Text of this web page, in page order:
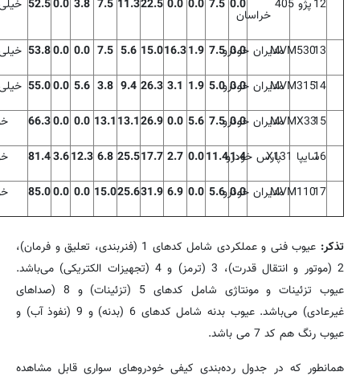
12پژو 405
خراسان
0.0
7.5
0.0
0.0
22.5
11.3
7.5
3.8
0.0
52.5
13
MVM530مدیران خودرو
0.0
7.5
1.9
16.3
15.0
5.6
7.5
0.0
0.0
53.8
14
MVM315مدیران خودرو
0.0
5.0
1.9
3.1
26.3
9.4
3.8
5.6
0.0
55.0
15
MVMX33مدیران خودرو
0.0
7.5
5.6
0.0
26.9
13.1
13.1
0.0
0.0
66.3
16سایپا X131
پارس خودرو
1.4
11.4
0.0
2.7
17.7
25.5
6.8
12.3
3.6
81.4
17
MVM110مدیران خودرو
0.0
5.6
0.0
6.9
31.9
25.6
15.0
0.0
0.0
85.0
تذكر:
عیوب فنی و عملكردی شامل كدهای 1 (فنربندی، تعلیق و فرمان)،
2 (موتور و انتقال قدرت)، 3 (ترمز) و 4 (تجهیزات الكتریكی) می‌باشد.
عیوب تزئینات و مونتاژی شامل كدهای 5 (تزئینات) و 8 (صداهای
غیرعادی) می‌باشد. عیوب بدنه شامل كدهای 6 (بدنه) و 9 (نفوذ آب) و
عیوب رنگ هم كد 7 می باشد.
همانطور كه در جدول رده‌بندی كیفی خودروهای سواری قابل مشاهده